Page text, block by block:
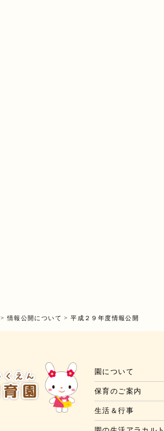
>情報公開について >平成２９年度情報公開
園について
保育のご案内
生活＆行事